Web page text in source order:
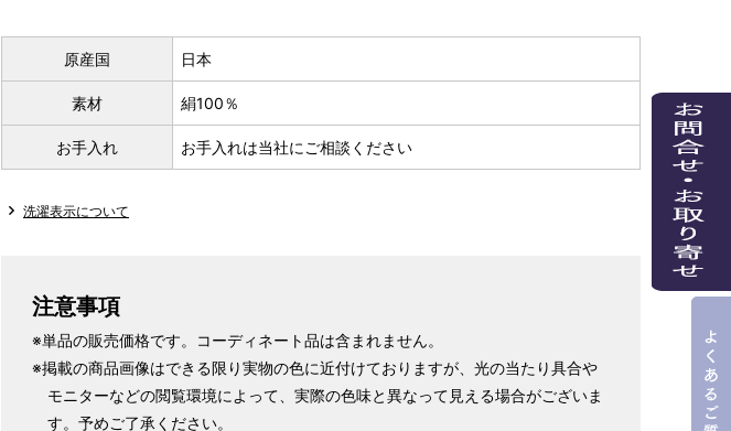
原産国 日本
素材 絹100％
お手入れ お手入れは当社にご相談ください
洗濯表示について
注意事項
※単品の販売価格です。コーディネート品は含まれません。
※掲載の商品画像はできる限り実物の色に近付けておりますが、光の当たり具合や
モニターなどの閲覧環境によって、実際の色味と異なって見える場合がございま
す。予めご了承ください。